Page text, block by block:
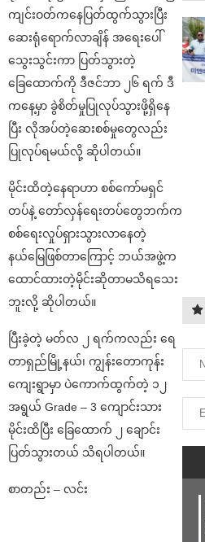
ကျင်းဝတ်ကနေပြတ်ထွက်သွားပြီး
ဆေးရုံရောက်လာချိန် အရေးပေါ်
သွေးသွင်းကာ ပြတ်သွားတဲ့
ခြေထောက်ကို ဒီဇင်ဘာ ၂၆ ရက် ဒီ
ကနေ့မှာ ခွဲစိတ်မှုပြုလုပ်သွားဖို့ရှိနေ
ပြီး လိုအပ်တဲ့ဆေးစစ်မှုတွေလည်း
ပြုလုပ်ရမယ်လို့ ဆိုပါတယ်။
မိုင်းထိတဲ့နေရာဟာ စစ်ကော်မရှင်
တပ်နဲ့ တော်လှန်ရေးတပ်တွေဘက်က
စစ်ရေးလှုပ်ရှားသွားလာနေတဲ့
နယ်မြေဖြစ်တာကြောင့် ဘယ်အဖွဲ့က
ထောင်ထားတဲ့မိုင်းဆိုတာမသိရသေး
ဘူးလို့ ဆိုပါတယ်။
ပြီးခဲ့တဲ့ မတ်လ ၂ ရက်ကလည်း ရေ
တာရှည်မြို့နယ်၊ ကျွန်းတောကုန်း
ကျေးရွာမှာ ပဲကောက်ထွက်တဲ့ ၁၂
အရွယ် Grade – 3 ကျောင်းသား
မိုင်းထိပြီး ခြေထောက် ၂ ချောင်း
ပြတ်သွားတယ် သိရပါတယ်။
စာတည်း – လင်း